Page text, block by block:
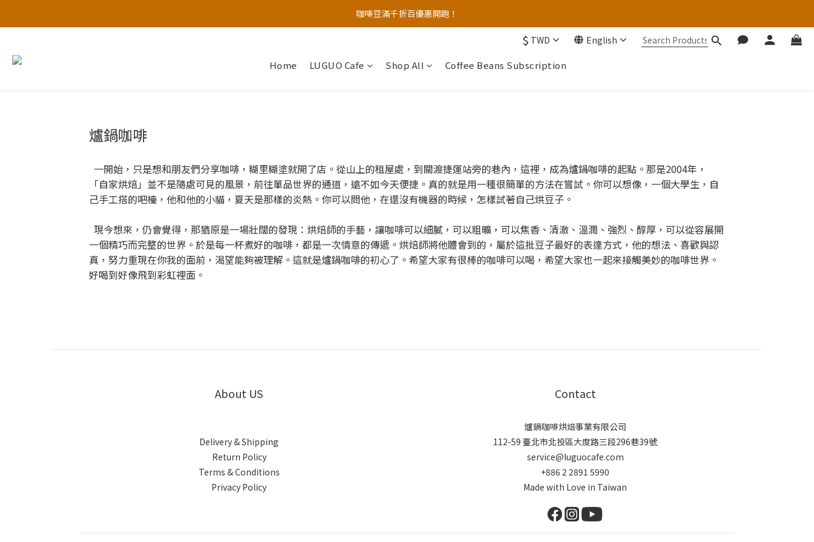
🚚台灣國內便利商店店到店免運優惠，宅配到家滿千免運！
咖啡豆滿千折百優惠開跑！
$ TWD English
Home LUGUO Cafe Shop All Coffee Beans Subscription
爐鍋咖啡
一開始，只是想和朋友們分享咖啡，糊里糊塗就開了店。從山上的租屋處，到關渡捷運站旁的巷內，這裡，成為爐鍋咖啡的起點。那是2004年，
「自家烘焙」並不是隨處可見的風景，前往單品世界的通道，遠不如今天便捷。真的就是用一種很簡單的方法在嘗試。你可以想像，一個大學生，自
己手工搭的吧檯，他和他的小貓，夏天是那樣的炎熱。你可以問他，在還沒有機器的時候，怎樣試著自己烘豆子。
現今想來，仍會覺得，那猶原是一場壯闊的發現：烘焙師的手藝，讓咖啡可以細膩，可以粗曠，可以焦香、清澈、溫潤、強烈、醇厚，可以從容展開
一個精巧而完整的世界。於是每一杯煮好的咖啡，都是一次情意的傳遞。烘焙師將他體會到的，屬於這批豆子最好的表達方式，他的想法、喜歡與認
真，努力重現在你我的面前，渴望能夠被理解。這就是爐鍋咖啡的初心了。希望大家有很棒的咖啡可以喝，希望大家也一起來接觸美妙的咖啡世界。
好喝到好像飛到彩虹裡面。
About US
Delivery & Shipping
Return Policy
Terms & Conditions
Privacy Policy
Contact
爐鍋咖啡烘焙事業有限公司
112-59 臺北市北投區大度路三段296巷39號
service@luguocafe.com
+886 2 2891 5990
Made with Love in Taiwan